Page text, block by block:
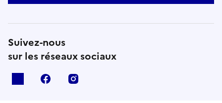
Suivez-nous
sur les réseaux sociaux
facebook